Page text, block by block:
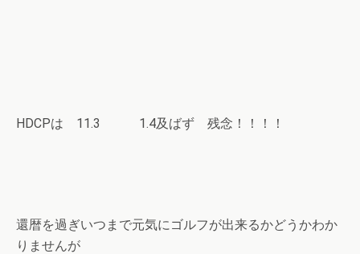
HDCPは 11.3 1.4及ばず 残念！！！！
還暦を過ぎいつまで元気にゴルフが出来るかどうかわか
りませんが